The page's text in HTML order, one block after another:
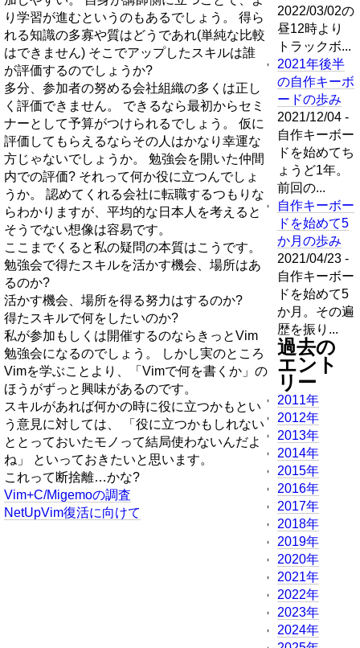
り学習が進むというのもあるでしょう。 得ら
れる知識の多寡や質はどうであれ(単純な比較
はできません) そこでアップしたスキルは誰
が評価するのでしょうか?
多分、参加者の努める会社組織の多くは正し
く評価できません。 できるなら最初からセミ
ナーとして予算がつけられるでしょう。 仮に
評価してもらえるならその人はかなり幸運な
方じゃないでしょうか。 勉強会を開いた仲間
内での評価? それって何か役に立つんでしょ
うか。 認めてくれる会社に転職するつもりな
らわかりますが、平均的な日本人を考えると
そうでない想像は容易です。
ここまでくると私の疑問の本質はこうです。
勉強会で得たスキルを活かす機会、場所はあ
るのか?
活かす機会、場所を得る努力はするのか?
得たスキルで何をしたいのか?
私が参加もしくは開催するのならきっとVim
勉強会になるのでしょう。 しかし実のところ
Vimを学ぶことより、「Vimで何を書くか」の
ほうがずっと興味があるのです。
スキルがあれば何かの時に役に立つかもとい
う意見に対しては、 「役に立つかもしれない
ととっておいたモノって結局使わないんだよ
ね」 といっておきたいと思います。
これって断捨離…かな?
Vim+C/Migemoの調査
NetUpVim復活に向けて
2022/03/02の
昼12時より
トラックボ...
2021年後半
の自作キーボ
ードの歩み
2021/12/04 -
自作キーボー
ドを始めてち
ょうど1年。
前回の...
自作キーボー
ドを始めて5
か月の歩み
2021/04/23 -
自作キーボー
ドを始めて5
か月。その遍
歴を振り...
過去の
エント
リー
2011年
2012年
2013年
2014年
2015年
2016年
2017年
2018年
2019年
2020年
2021年
2022年
2023年
2024年